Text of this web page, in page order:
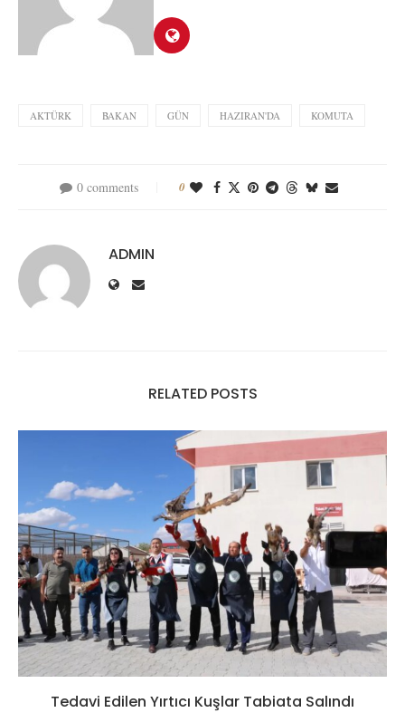
AKTÜRK BAKAN GÜN HAZIRAN'DA KOMUTA
0 comments 0
ADMIN
RELATED POSTS
Tedavi Edilen Yırtıcı Kuşlar Tabiata Salındı